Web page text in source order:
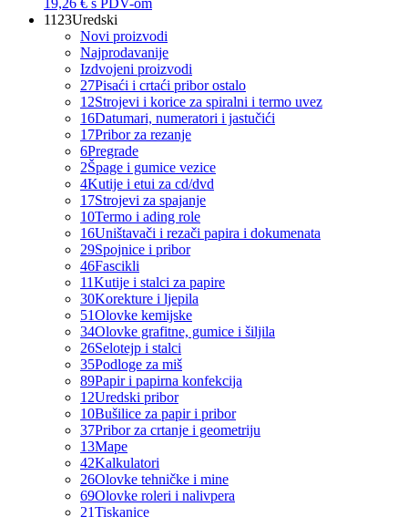
19,26 € s PDV-om
1123Uredski
Novi proizvodi
Najprodavanije
Izdvojeni proizvodi
27Pisaći i crtaći pribor ostalo
12Strojevi i korice za spiralni i termo uvez
16Datumari, numeratori i jastučići
17Pribor za rezanje
6Pregrade
2Špage i gumice vezice
4Kutije i etui za cd/dvd
17Strojevi za spajanje
10Termo i ading role
16Uništavači i rezači papira i dokumenata
29Spojnice i pribor
46Fascikli
11Kutije i stalci za papire
30Korekture i ljepila
51Olovke kemijske
34Olovke grafitne, gumice i šiljila
26Selotejp i stalci
35Podloge za miš
89Papir i papirna konfekcija
12Uredski pribor
10Bušilice za papir i pribor
37Pribor za crtanje i geometriju
13Mape
42Kalkulatori
26Olovke tehničke i mine
69Olovke roleri i nalivpera
21Tiskanice